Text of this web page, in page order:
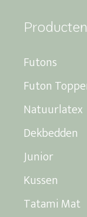
Producten
Futons
Futon
Natuurlatex
Dekbedden
Junior
Kussen
Tatami Mat